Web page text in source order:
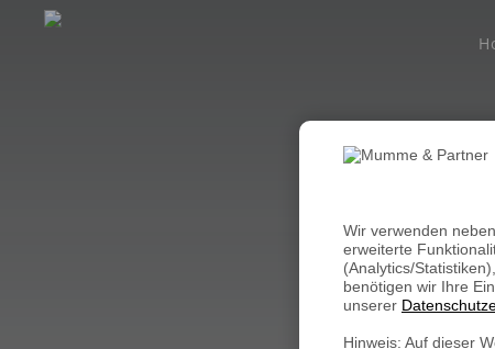
Wir verwenden
erweiterte
(Analytics/
benötigen wir Ihre
unserer
Hinweis: Auf dieser